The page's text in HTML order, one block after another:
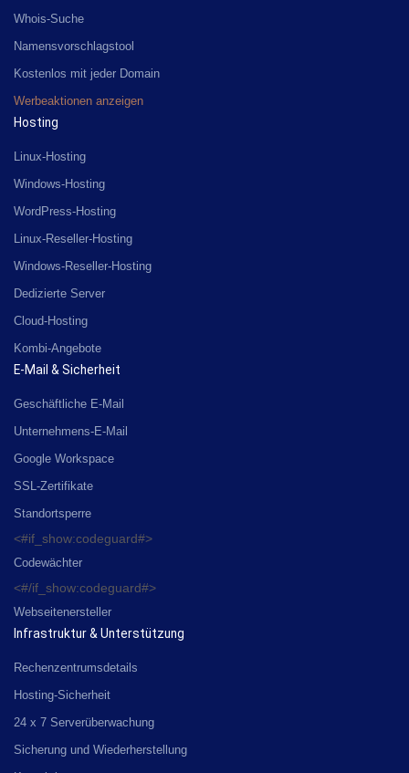
Whois-Suche
Namensvorschlagstool
Kostenlos mit jeder Domain
Werbeaktionen anzeigen
Hosting
Linux-Hosting
Windows-Hosting
WordPress-Hosting
Linux-Reseller-Hosting
Windows-Reseller-Hosting
Dedizierte Server
Cloud-Hosting
Kombi-Angebote
E-Mail & Sicherheit
Geschäftliche E-Mail
Unternehmens-E-Mail
Google Workspace
SSL-Zertifikate
Standortsperre
<#if_show:codeguard#>
Codewächter
<#/if_show:codeguard#>
Webseitenersteller
Infrastruktur & Unterstützung
Rechenzentrumsdetails
Hosting-Sicherheit
24 x 7 Serverüberwachung
Sicherung und Wiederherstellung